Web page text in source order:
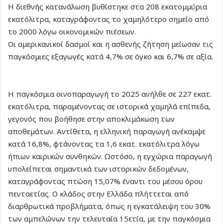
Η διεθνής κατανάλωση βυθίστηκε στα 208 εκατομμύρια
εκατόλιτρα, καταγράφοντας το χαμηλότερο σημείο από
το 2000 λόγω οικονομικών πιέσεων.
Οι αμερικανικοί δασμοί και η ασθενής ζήτηση μείωσαν τις
παγκόσμιες εξαγωγές κατά 4,7% σε όγκο και 6,7% σε αξία.
Η παγκόσμια οινοπαραγωγή το 2025 ανήλθε σε 227 εκατ.
εκατόλιτρα, παραμένοντας σε ιστορικά χαμηλά επίπεδα,
γεγονός που βοήθησε στην αποκλιμάκωση των
αποθεμάτων. Αντίθετα, η ελληνική παραγωγή ανέκαμψε
κατά 16,8%, φτάνοντας τα 1,6 εκατ. εκατόλιτρα λόγω
ήπιων καιρικών συνθηκών. Ωστόσο, η εγχώρια παραγωγή
υπολείπεται σημαντικά των ιστορικών δεδομένων,
καταγράφοντας πτώση 15,07% έναντι του μέσου όρου
πενταετίας. Ο κλάδος στην Ελλάδα πλήττεται από
διαρθρωτικά προβλήματα, όπως η εγκατάλειψη του 30%
των αμπελώνων την τελευταία 15ετία, με την παγκόσμια